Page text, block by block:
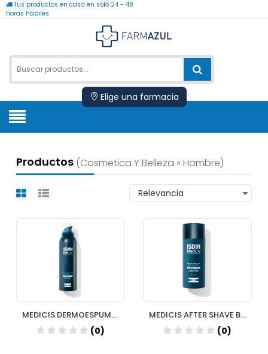
Tus productos en casa en sólo 24 - 48
horas hábiles
Elige una farmacia
Productos (cosmetica Y Belleza » Hombre)
MEDICIS DERMOESPUMA DE AFEITAR 200 ML
(0)
MEDICIS AFTER SHAVE BALSAMO REPARA 100 ML
(0)